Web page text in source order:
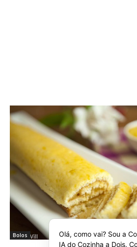
Bolos
Olá, como vai? Sou a
IA do Cozinha a Dois.